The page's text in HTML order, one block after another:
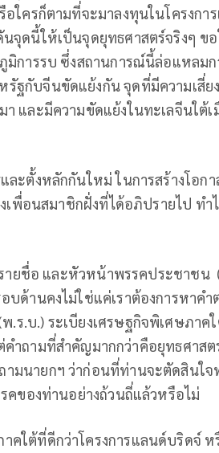
ใครก็ตามที่จะมาลงทุนในโครงกา
จุดนี้ให้เป็นจุดยุทธศาสตร์จริงๆ ข
การรบ ซึ่งสถานการณ์นี้ล่อแหลมก
ฐกับจีนขัดแย้งกัน จุดที่มีความเสี่ย
และมีความขัดแย้งในทะเลจีนใต้เ
ะตั้งหลักกันใหม่ ในการสร้างโอก
เพื่อนสมาชิกฝั่งที่ได้อภิปรายไป ทำ
ายชื่อ และหัวหน้าพรรคประชาชน
ด้านคงไม่ใช่แค่เราต้องการหาคำ
.บ.) ระเบียงเศรษฐกิจพิเศษภาค
คำถามที่สำคัญมากกว่าคือยุทธศาสต
มนายกฯ ว่าก่อนที่ท่านจะตัดสินใจ
คของท่านอย่างถ้วนถี่แล้วหรือไม่
ใต้ที่ดีกว่าโครงการแลนด์บริดจ์ หรื